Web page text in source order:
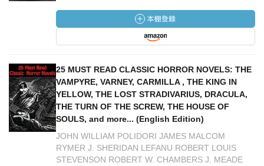
25 MUST READ CLASSIC HORROR NOVELS: THE
VAMPYRE, VARNEY, CARMILLA , THE KING IN
YELLOW, THE LOST STRADIVARIUS, DRACULA,
THE TURN OF THE SCREW, THE HOUSE OF
SOULS, and more... (English Edition)
JOHN WILLIAM POLIDORI JAMES MALCOM
RYMER J. SHERIDAN LEFANU ROBERT LOUIS
STEVENSON ROBERT W. CHAMBERS J. MEADE